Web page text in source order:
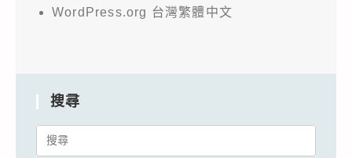
WordPress.org 台灣繁體中文
搜尋
Search